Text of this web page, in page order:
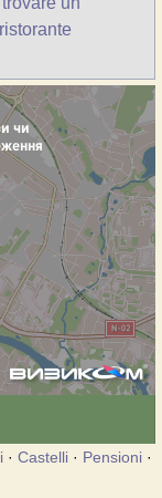
· Castelli· Pensioni·